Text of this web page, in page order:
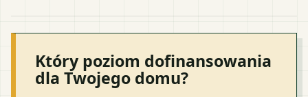
Który poziom dofinansowania
dla Twojego domu?